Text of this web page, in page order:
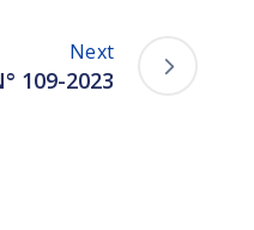
Next
109-2023